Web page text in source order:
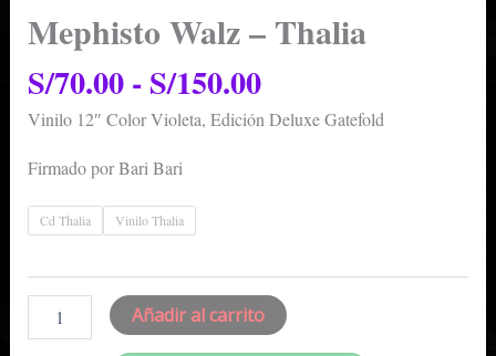
Mephisto Walz – Thalia
S/70.00-S/150.00
Vinilo 12″ Color Violeta, Edición Deluxe Gatefold
Firmado por Bari Bari
Cd Thalia Vinilo Thalia
Añadir al carrito